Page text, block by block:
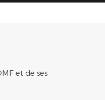
et de ses